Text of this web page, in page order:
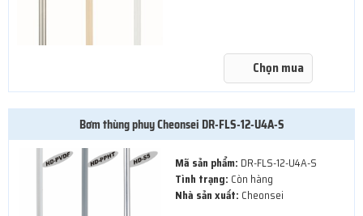
Chọn mua
Bơm thùng phuy Cheonsei DR-FLS-12-U4A-S
Mã sản phẩm: DR-FLS-12-U4A-S
Tình trạng: Còn hàng
Nhà sản xuất: Cheonsei